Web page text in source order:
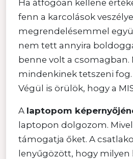
Ha átfogóan kellene
fenn a karcolások
megrendelésemmel
nem tett annyira
benne volt a csomagban.
mindenkinek tetszeni
Végül is örülök, hogy a
A laptopom
laptopon dolgozom.
támogatja őket. A
lenyűgözött, hogy